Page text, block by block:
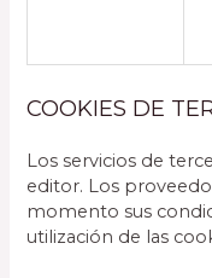
COOKIES DE
Los servicios de
editor. Los
momento sus
utilización de las